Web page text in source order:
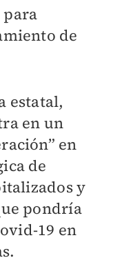
de
estatal,
en un
en
de
y
pondría
19 en